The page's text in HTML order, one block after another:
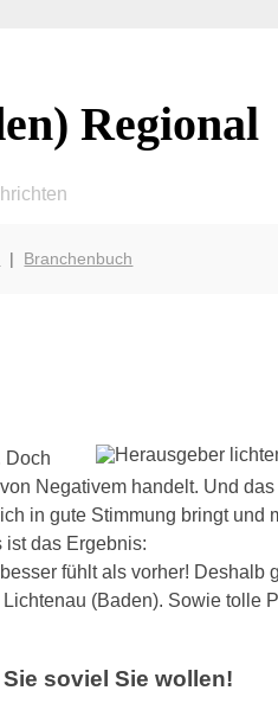
Regional
| Branchenbuch
Doch
Negativem handelt. Und
in gute Stimmung bringt und
ist das Ergebnis:
fühlt als vorher! Deshalb
(Baden). Sowie tolle
soviel Sie wollen!